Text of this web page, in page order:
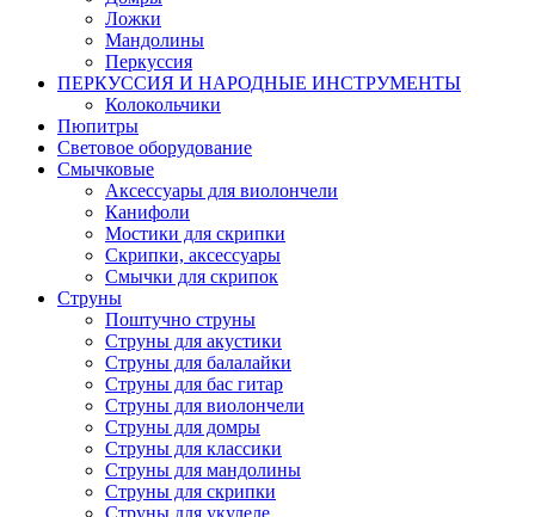
Ложки
Мандолины
Перкуссия
ПЕРКУССИЯ И НАРОДНЫЕ ИНСТРУМЕНТЫ
Колокольчики
Пюпитры
Световое оборудование
Смычковые
Аксессуары для виолончели
Канифоли
Мостики для скрипки
Скрипки, аксессуары
Смычки для скрипок
Струны
Поштучно струны
Струны для акустики
Струны для балалайки
Струны для бас гитар
Струны для виолончели
Струны для домры
Струны для классики
Струны для мандолины
Струны для скрипки
Струны для укулеле